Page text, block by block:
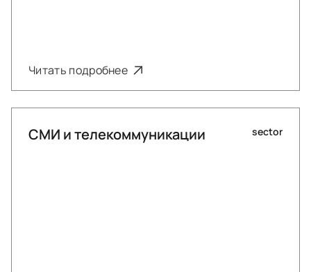
Читать подробнее
СМИ и телекоммуникации sector